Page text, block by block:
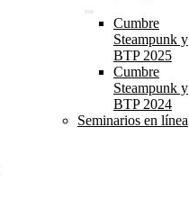
Cumbre
Steampunk y
BTP 2025
Cumbre
Steampunk y
BTP 2024
Seminarios en línea